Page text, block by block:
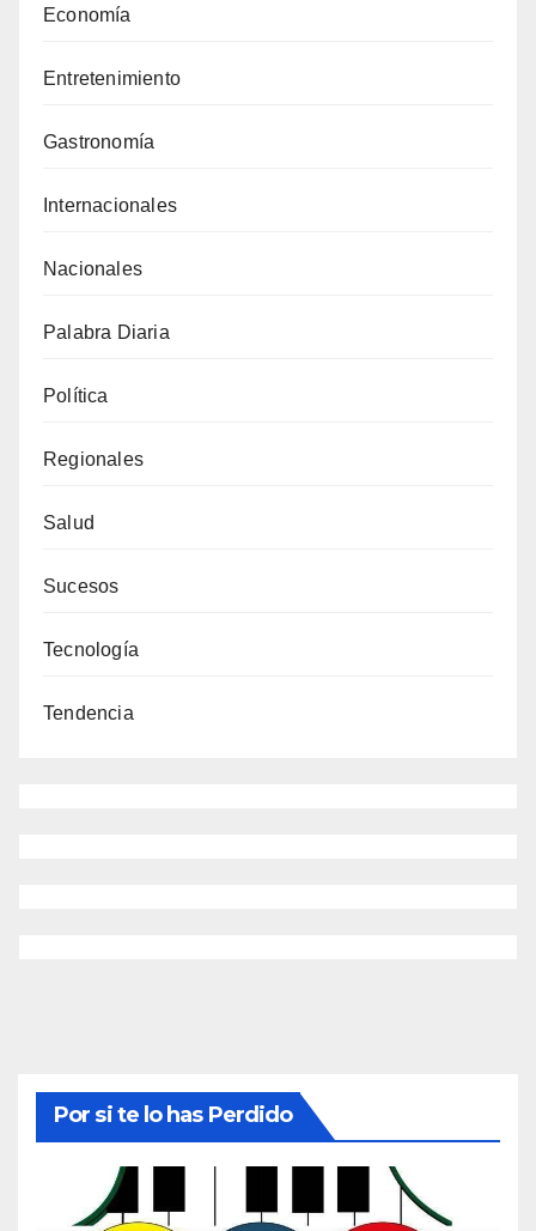
Economía
Entretenimiento
Gastronomía
Internacionales
Nacionales
Palabra Diaria
Política
Regionales
Salud
Sucesos
Tecnología
Tendencia
Por si te lo has Perdido